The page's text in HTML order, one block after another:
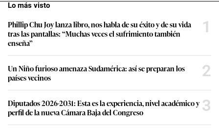
Lo más visto
Phillip Chu Joy lanza libro, nos habla de su éxito y de su vida
tras las pantallas: “Muchas veces el sufrimiento también
enseña”
1
Un Niño furioso amenaza Sudamérica: así se preparan los
países vecinos
2
Diputados 2026-2031: Esta es la experiencia, nivel académico y
perfil de la nueva Cámara Baja del Congreso
3